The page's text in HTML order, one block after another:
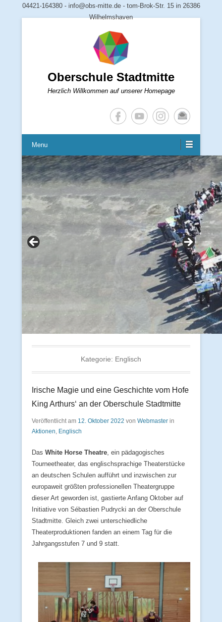
04421-164380 - info@obs-mitte.de - tom-Brok-Str. 15 in 26386
Wilhelmshaven
Oberschule Stadtmitte
Herzlich Willkommen auf unserer Homepage
Menu
Kategorie: Englisch
Irische Magie und eine Geschichte vom Hofe
King Arthurs‘ an der Oberschule Stadtmitte
Veröffentlicht am 12. Oktober 2022 von Webmaster in
Aktionen, Englisch
Das White Horse Theatre , ein pädagogisches
Tourneetheater, das englischsprachige Theaterstücke
an deutschen Schulen aufführt und inzwischen zur
europaweit größten professionellen Theatergruppe
dieser Art geworden ist, gastierte Anfang Oktober auf
Initiative von Sébastien Pudrycki an der Oberschule
Stadtmitte. Gleich zwei unterschiedliche
Theaterproduktionen fanden an einem Tag für die
Jahrgangsstufen 7 und 9 statt.